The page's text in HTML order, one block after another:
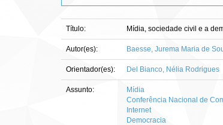
Título: Mídia, sociedade civil e a
Autor(es): Baesse, Jurema Maria de
Orientador(es): Del Bianco, Nélia Rodrigues
Assunto:
Mídia
Conferência Nacional de
Internet
Democracia